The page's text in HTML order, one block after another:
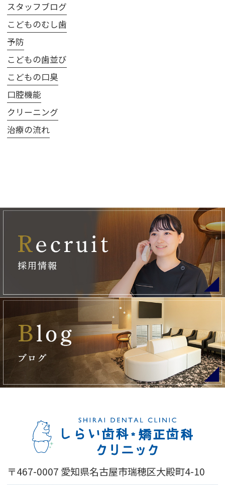
スタッフブログ
こどものむし歯
予防
こどもの歯並び
こどもの口臭
口腔機能
クリーニング
治療の流れ
〒467-0007 愛知県名古屋市瑞穂区大殿町4-10